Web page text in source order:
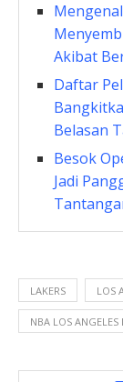
Akibat
Daftar
Belasan
Besok
Jadi
LAKERS LOS
NBA LOS ANGELES